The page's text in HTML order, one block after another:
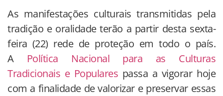
As manifestações culturais transmitidas pela
tradição e oralidade terão a partir desta sexta-
feira (22) rede de proteção em todo o país.
A Política Nacional para as Culturas
Tradicionais e Populares passa a vigorar hoje
com a finalidade de valorizar e preservar essas